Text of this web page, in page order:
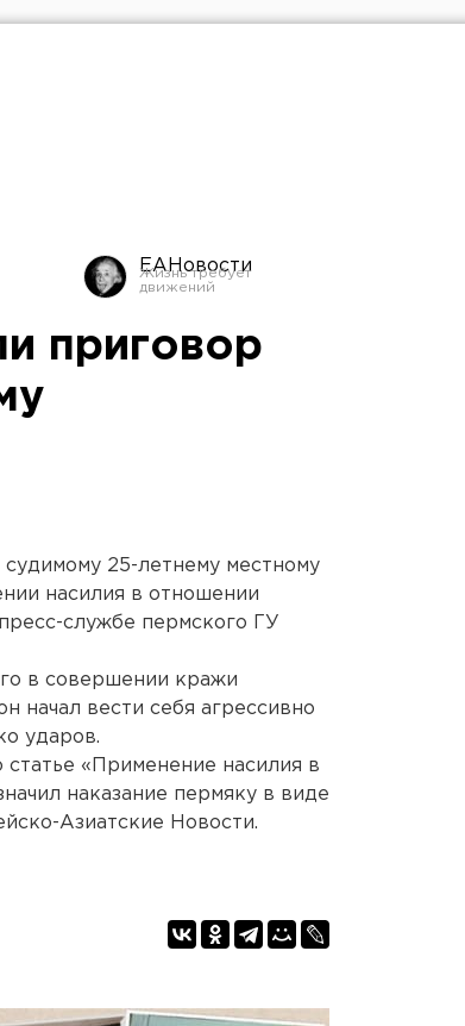
ЕАНовости
приговор
25-летнему местному
насилия в отношении
службе пермского ГУ
в совершении кражи
начал вести себя агрессивно
ударов.
«Применение насилия в
наказание пермяку в виде
Азиатские Новости.